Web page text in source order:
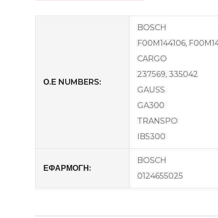
Ο.Ε NUMBERS:
BOSCH
F00M144106,
CARGO
237569, 335042
GAUSS
GA300
TRANSPO
IB5300
ΕΦΑΡΜΟΓΗ:
BOSCH
0124655025